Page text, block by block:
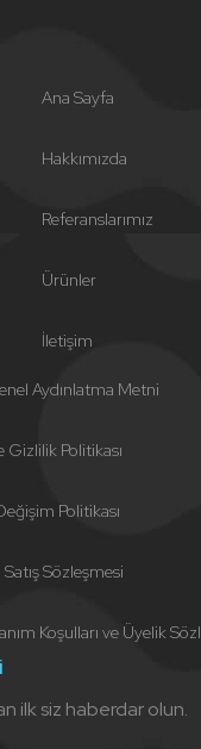
Ana Sayfa
Hakkımızda
Referanslarımız
Ürünler
İletişim
Aydınlatma Metni
Gizlilik Politikası
Politikası
Sözleşmesi
Koşulları ve Üyelik
ilk siz haberdar olun.